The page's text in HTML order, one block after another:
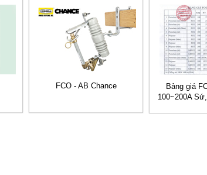
FCO - AB Chance
Bảng giá
100~200A